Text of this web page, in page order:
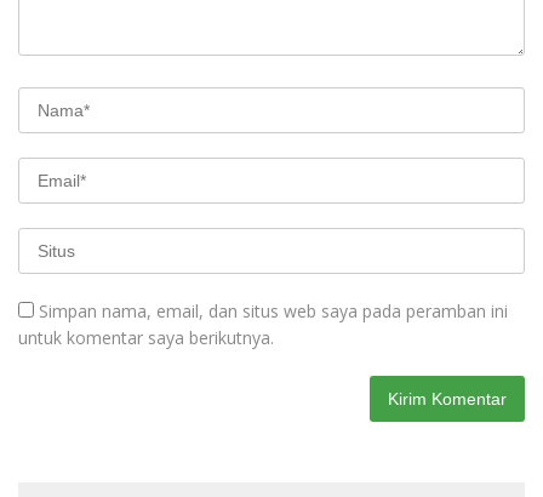
Simpan nama, email, dan situs web saya pada peramban ini
untuk komentar saya berikutnya.